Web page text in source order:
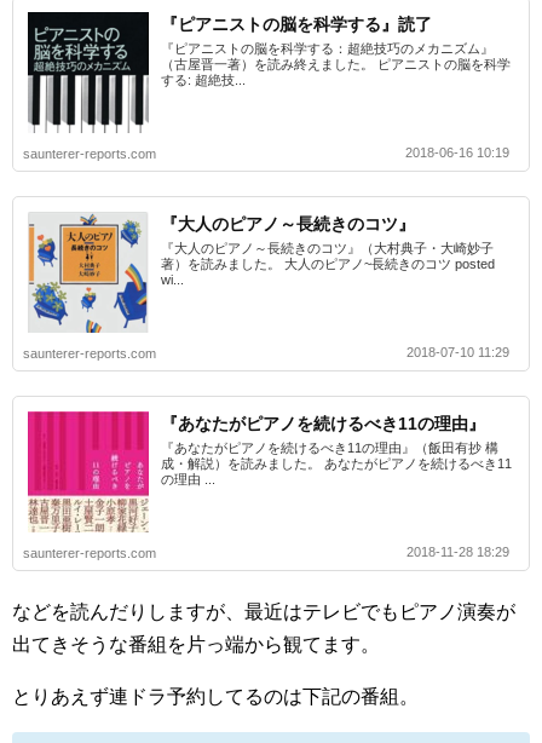
『ピアニストの脳を科学する』読了
『ピアニストの脳を科学する：超絶技巧のメカニズム』
（古屋晋一著）を読み終えました。 ピアニストの脳を科学
する: 超絶技...
saunterer-reports.com 2018-06-16 10:19
『大人のピアノ～長続きのコツ』
『大人のピアノ～長続きのコツ』（大村典子・大崎妙子
著）を読みました。 大人のピアノ~長続きのコツ posted
wi...
saunterer-reports.com 2018-07-10 11:29
『あなたがピアノを続けるべき11の理由』
『あなたがピアノを続けるべき11の理由』（飯田有抄 構
成・解説）を読みました。 あなたがピアノを続けるべき11
の理由 ...
saunterer-reports.com 2018-11-28 18:29
などを読んだりしますが、最近はテレビでもピアノ演奏が
出てきそうな番組を片っ端から観てます。
とりあえず連ドラ予約してるのは下記の番組。